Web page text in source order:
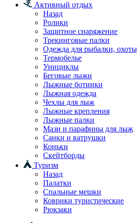
Активный отдых
Назад
Ролики
Защитное снаряжение
Трекинговые палки
Одежда для рыбалки,
Термобелье
Унициклы
Беговые лыжи
Лыжные ботинки
Лыжная одежда
Чехлы для лыж
Лыжные крепления
Лыжные палки
Мази и парафины для лыж
Санки и ватрушки
Коньки
Скейтборды
Туризм
Назад
Палатки
Спальные мешки
Коврики туристические
Рюкзаки